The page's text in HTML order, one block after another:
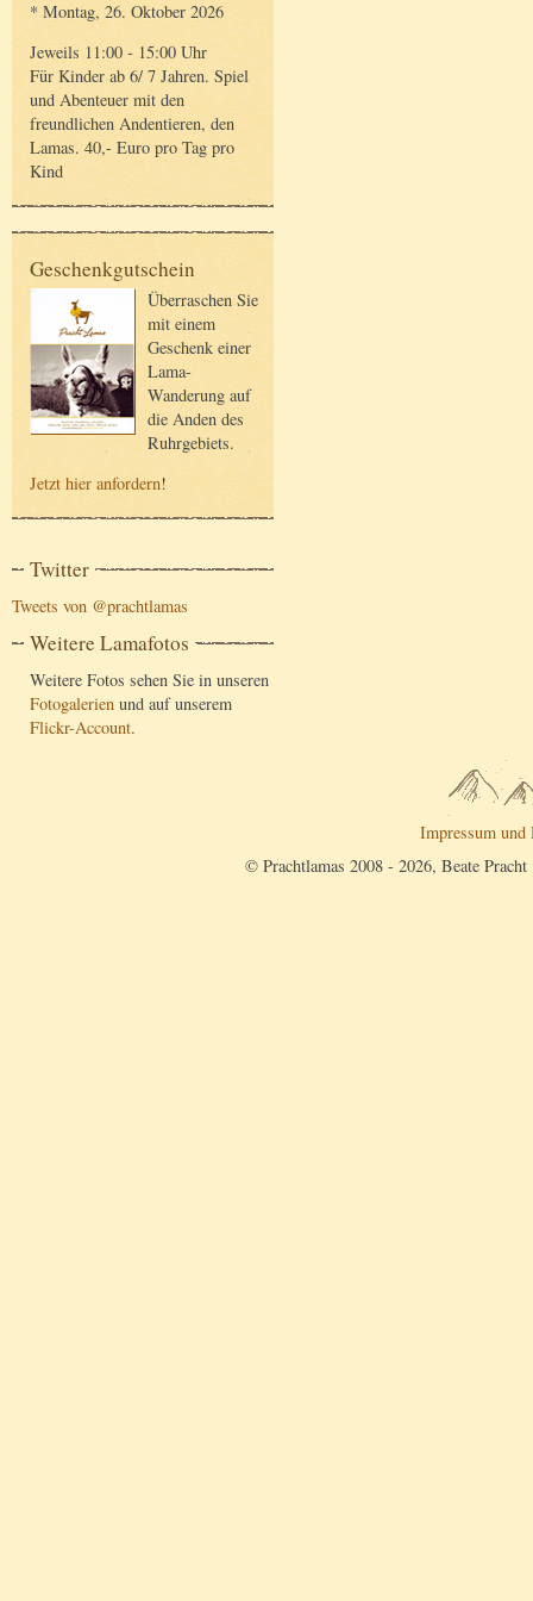
* Montag, 26. Oktober 2026
Jeweils 11:00 - 15:00 Uhr
Für Kinder ab 6/ 7 Jahren. Spiel
und Abenteuer mit den
freundlichen Andentieren, den
Lamas. 40,- Euro pro Tag pro
Kind
Geschenkgutschein
Überraschen Sie
mit einem
Geschenk einer
Lama-
Wanderung auf
die Anden des
Ruhrgebiets.
Jetzt hier anfordern!
Twitter
Tweets von @prachtlamas
Weitere Lamafotos
Weitere Fotos sehen Sie in unseren
Fotogalerien und auf unserem
Flickr-Account.
Impressum und
© Prachtlamas 2008 - 2026, Beate Pracht